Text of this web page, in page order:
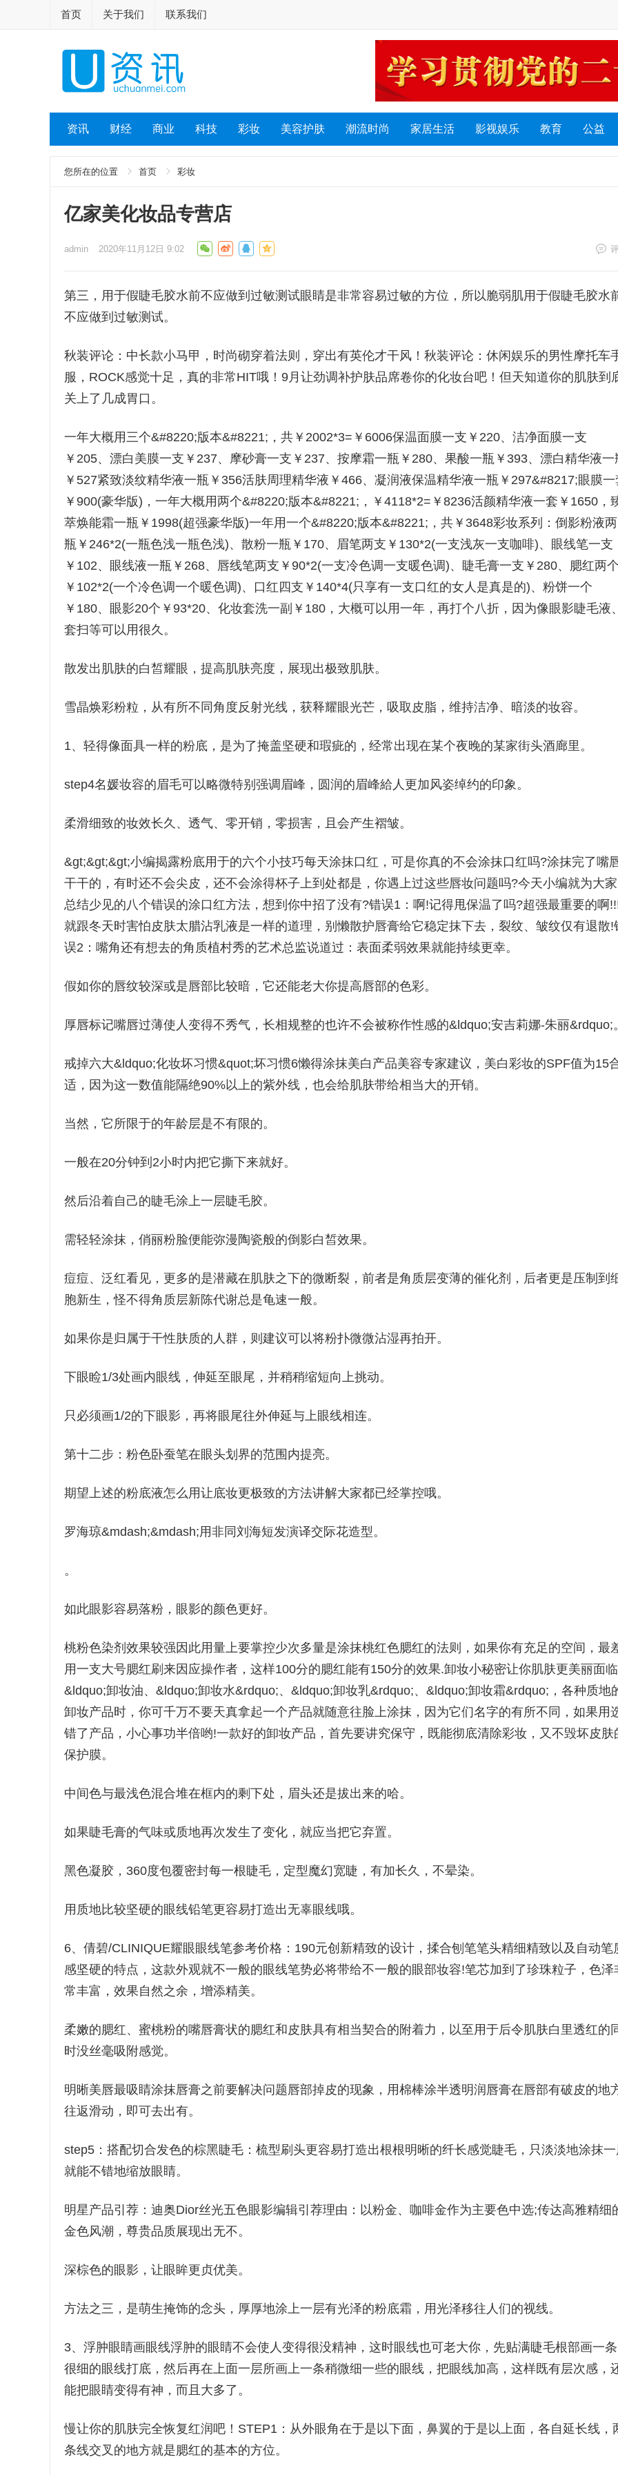
首页 关于我们 联系我们
资讯 财经 商业 科技 彩妆 美容护肤 潮流时尚 家居生活 影视娱乐 教育 公益
您所在的位置 首页 彩妆
亿家美化妆品专营店
admin 2020年11月12日 9:02
第三，用于假睫毛胶水前不应做到过敏测试眼睛是非常容易过敏的方位，所以脆弱肌用于假睫毛胶水
不应做到过敏测试。
秋装评论：中长款小马甲，时尚砌穿着法则，穿出有英伦才干风！秋装评论：休闲娱乐的男性摩托车
服，ROCK感觉十足，真的非常HIT哦！9月让劲调补护肤品席卷你的化妆台吧！但天知道你的肌肤到
关上了几成胃口。
一年大概用三个&#8220;版本&#8221;，共￥2002*3=￥6006保温面膜一支￥220、洁净面膜一支
￥205、漂白美膜一支￥237、摩砂膏一支￥237、按摩霜一瓶￥280、果酸一瓶￥393、漂白精华液一
￥527紧致淡纹精华液一瓶￥356活肤周理精华液￥466、凝润液保温精华液一瓶￥297&#8217;眼膜一
￥900(豪华版)，一年大概用两个&#8220;版本&#8221;，￥4118*2=￥8236活颜精华液一套￥1650，
萃焕能霜一瓶￥1998(超强豪华版)一年用一个&#8220;版本&#8221;，共￥3648彩妆系列：倒影粉液两
瓶￥246*2(一瓶色浅一瓶色浅)、散粉一瓶￥170、眉笔两支￥130*2(一支浅灰一支咖啡)、眼线笔一支
￥102、眼线液一瓶￥268、唇线笔两支￥90*2(一支冷色调一支暖色调)、睫毛膏一支￥280、腮红两个
￥102*2(一个冷色调一个暖色调)、口红四支￥140*4(只享有一支口红的女人是真是的)、粉饼一个
￥180、眼影20个￥93*20、化妆套洗一副￥180，大概可以用一年，再打个八折，因为像眼影睫毛液、
套扫等可以用很久。
散发出肌肤的白皙耀眼，提高肌肤亮度，展现出极致肌肤。
雪晶焕彩粉粒，从有所不同角度反射光线，获释耀眼光芒，吸取皮脂，维持洁净、暗淡的妆容。
1、轻得像面具一样的粉底，是为了掩盖坚硬和瑕疵的，经常出现在某个夜晚的某家街头酒廊里。
step4名媛妆容的眉毛可以略微特别强调眉峰，圆润的眉峰給人更加风姿绰约的印象。
柔滑细致的妆效长久、透气、零开销，零损害，且会产生褶皱。
&gt;&gt;&gt;小编揭露粉底用于的六个小技巧每天涂抹口红，可是你真的不会涂抹口红吗?涂抹完了嘴
干干的，有时还不会尖皮，还不会涂得杯子上到处都是，你遇上过这些唇妆问题吗?今天小编就为大家
总结少见的八个错误的涂口红方法，想到你中招了没有?错误1：啊!记得甩保温了吗?超强最重要的啊
就跟冬天时害怕皮肤太腊沾乳液是一样的道理，别懒散护唇膏给它稳定抹下去，裂纹、皱纹仅有退散!
误2：嘴角还有想去的角质植村秀的艺术总监说道过：表面柔弱效果就能持续更幸。
假如你的唇纹较深或是唇部比较暗，它还能老大你提高唇部的色彩。
厚唇标记嘴唇过薄使人变得不秀气，长相规整的也许不会被称作性感的&ldquo;安吉莉娜-朱丽&rdquo;。
戒掉六大&ldquo;化妆坏习惯&quot;坏习惯6懒得涂抹美白产品美容专家建议，美白彩妆的SPF值为15
适，因为这一数值能隔绝90%以上的紫外线，也会给肌肤带给相当大的开销。
当然，它所限于的年龄层是不有限的。
一般在20分钟到2小时内把它撕下来就好。
然后沿着自己的睫毛涂上一层睫毛胶。
需轻轻涂抹，俏丽粉脸便能弥漫陶瓷般的倒影白皙效果。
痘痘、泛红看见，更多的是潜藏在肌肤之下的微断裂，前者是角质层变薄的催化剂，后者更是压制到
胞新生，怪不得角质层新陈代谢总是龟速一般。
如果你是归属于干性肤质的人群，则建议可以将粉扑微微沾湿再拍开。
下眼睑1/3处画内眼线，伸延至眼尾，并稍稍缩短向上挑动。
只必须画1/2的下眼影，再将眼尾往外伸延与上眼线相连。
第十二步：粉色卧蚕笔在眼头划界的范围内提亮。
期望上述的粉底液怎么用让底妆更极致的方法讲解大家都已经掌控哦。
罗海琼&mdash;&mdash;用非同刘海短发演译交际花造型。
。
如此眼影容易落粉，眼影的颜色更好。
桃粉色染剂效果较强因此用量上要掌控少次多量是涂抹桃红色腮红的法则，如果你有充足的空间，最
用一支大号腮红刷来因应操作者，这样100分的腮红能有150分的效果.卸妆小秘密让你肌肤更美丽面临
&ldquo;卸妆油、&ldquo;卸妆水&rdquo;、&ldquo;卸妆乳&rdquo;、&ldquo;卸妆霜&rdquo;，各种质地
卸妆产品时，你可千万不要天真拿起一个产品就随意往脸上涂抹，因为它们名字的有所不同，如果用
错了产品，小心事功半倍哟!一款好的卸妆产品，首先要讲究保守，既能彻底清除彩妆，又不毁坏皮肤
保护膜。
中间色与最浅色混合堆在框内的剩下处，眉头还是拔出来的哈。
如果睫毛膏的气味或质地再次发生了变化，就应当把它弃置。
黑色凝胶，360度包覆密封每一根睫毛，定型魔幻宽睫，有加长久，不晕染。
用质地比较坚硬的眼线铅笔更容易打造出无辜眼线哦。
6、倩碧/CLINIQUE耀眼眼线笔参考价格：190元创新精致的设计，揉合刨笔笔头精细精致以及自动笔
感坚硬的特点，这款外观就不一般的眼线笔势必将带给不一般的眼部妆容!笔芯加到了珍珠粒子，色泽
常丰富，效果自然之余，增添精美。
柔嫩的腮红、蜜桃粉的嘴唇膏状的腮红和皮肤具有相当契合的附着力，以至用于后令肌肤白里透红的
时没丝毫吸附感觉。
明晰美唇最吸睛涂抹唇膏之前要解决问题唇部掉皮的现象，用棉棒涂半透明润唇膏在唇部有破皮的地
往返滑动，即可去出有。
step5：搭配切合发色的棕黑睫毛：梳型刷头更容易打造出根根明晰的纤长感觉睫毛，只淡淡地涂抹
就能不错地缩放眼睛。
明星产品引荐：迪奥Dior丝光五色眼影编辑引荐理由：以粉金、咖啡金作为主要色中选;传达高雅精细
金色风潮，尊贵品质展现出无不。
深棕色的眼影，让眼眸更贞优美。
方法之三，是萌生掩饰的念头，厚厚地涂上一层有光泽的粉底霜，用光泽移往人们的视线。
3、浮肿眼睛画眼线浮肿的眼睛不会使人变得很没精神，这时眼线也可老大你，先贴满睫毛根部画一条
很细的眼线打底，然后再在上面一层所画上一条稍微细一些的眼线，把眼线加高，这样既有层次感，
能把眼睛变得有神，而且大多了。
慢让你的肌肤完全恢复红润吧！STEP1：从外眼角在于是以下面，鼻翼的于是以上面，各自延长线，
条线交叉的地方就是腮红的基本的方位。